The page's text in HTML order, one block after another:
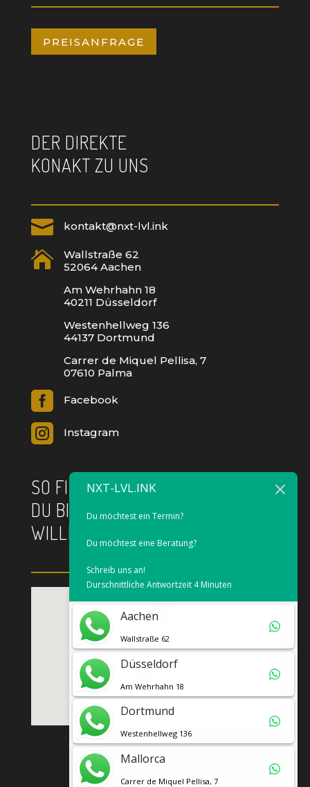
PREISANFRAGE
DER DIREKTE
KONAKT ZU UNS
 kontakt@nxt-lvl.ink

Wallstraße 62
52064 Aachen
Am Wehrhahn 18
40211 Düsseldorf
Westenhellweg 136
44137 Dortmund
Carrer de Miquel Pellisa, 7
07610 Palma
 Facebook
 Instagram
SO FINDEST DU UNS!
DU BIST IMMER HERZLICH
WILLKOMMEN!
NXT-LVL.INK
Du möchtest ein Termin?
Du möchtest eine Beratung?
Schreib uns an!
Durschnittliche Antwortzeit 4 Minuten
Aachen
Wallstraße 62
Düsseldorf
Am Wehrhahn 18
Dortmund
Westenhellweg 136
Mallorca
Carrer de Miquel Pellisa, 7